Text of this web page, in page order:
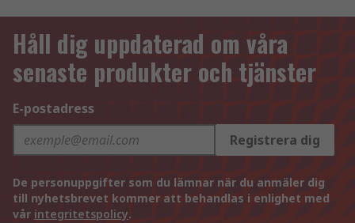
Håll dig uppdaterad om våra
senaste produkter och tjänster
E-postadress
Registrera dig
De personuppgifter som du lämnar när du anmäler dig
till nyhetsbrevet kommer att behandlas i enlighet med
vår integritetspolicy.